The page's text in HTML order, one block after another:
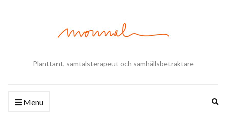
Planttant, samtalsterapeut och samhällsbetraktare
Menu